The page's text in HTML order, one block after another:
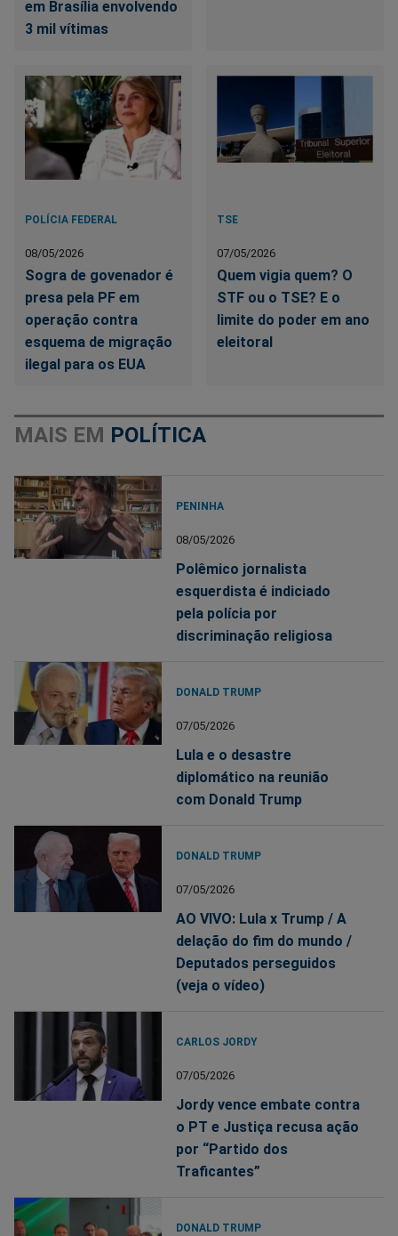
em Brasília envolvendo
3 mil vítimas
POLÍCIA FEDERAL
08/05/2026
Sogra de govenador é
presa pela PF em
operação contra
esquema de migração
ilegal para os EUA
TSE
07/05/2026
Quem vigia quem? O
STF ou o TSE? E o
limite do poder em ano
eleitoral
MAIS EM POLÍTICA
PENINHA
08/05/2026
Polêmico jornalista
esquerdista é indiciado
pela polícia por
discriminação religiosa
DONALD TRUMP
07/05/2026
Lula e o desastre
diplomático na reunião
com Donald Trump
DONALD TRUMP
07/05/2026
AO VIVO: Lula x Trump / A
delação do fim do mundo /
Deputados perseguidos
(veja o vídeo)
CARLOS JORDY
07/05/2026
Jordy vence embate contra
o PT e Justiça recusa ação
por “Partido dos
Traficantes”
DONALD TRUMP